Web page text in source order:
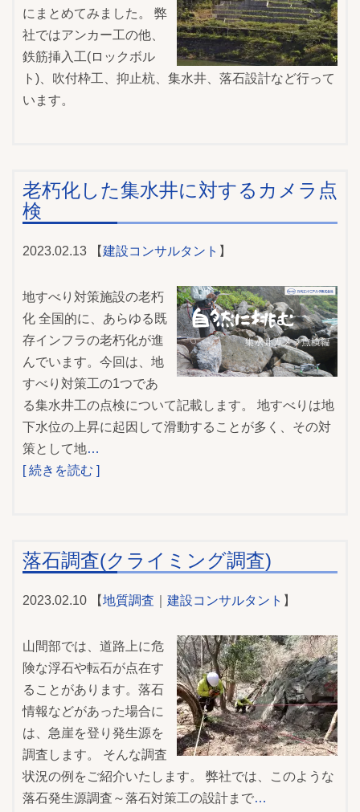
にまとめてみました。 弊
社ではアンカー工の他、
鉄筋挿入工(ロックボル
ト)、吹付枠工、抑止杭、集水井、落石設計など行って
います。
老朽化した集水井に対するカメラ点
検
2023.02.13 【建設コンサルタント 】
地すべり対策施設の老朽
化 全国的に、あらゆる既
存インフラの老朽化が進
んでいます。今回は、地
すべり対策工の1つであ
る集水井工の点検について記載します。 地すべりは地
下水位の上昇に起因して滑動することが多く、その対
策として地…
[ 続きを読む ]
落石調査(クライミング調査)
2023.02.10 【地質調査 建設コンサルタント 】
山間部では、道路上に危
険な浮石や転石が点在す
ることがあります。落石
情報などがあった場合に
は、急崖を登り発生源を
調査します。 そんな調査
状況の例をご紹介いたします。 弊社では、このような
落石発生源調査～落石対策工の設計まで…